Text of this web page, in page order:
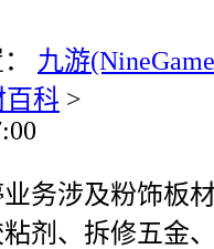
九游
百科 >
涉及粉饰板材
剂、拆修五金